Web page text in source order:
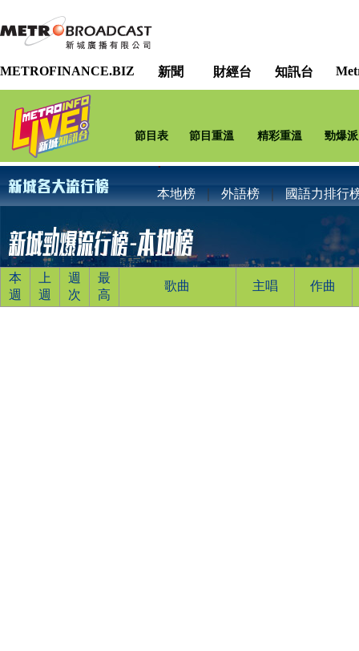
METROFINANCE.BIZ 新聞 財經台 知訊台
節目表 節目重溫 精彩重溫 勁爆
本地榜 外語榜 國語力排行
本
週
上
週
週
次
最
高
歌曲 主唱 作曲